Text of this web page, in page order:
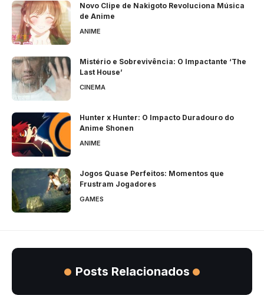
Novo Clipe de Nakigoto Revoluciona Música
de Anime
ANIME
Mistério e Sobrevivência: O Impactante ‘The
Last House’
CINEMA
Hunter x Hunter: O Impacto Duradouro do
Anime Shonen
ANIME
Jogos Quase Perfeitos: Momentos que
Frustram Jogadores
GAMES
Posts Relacionados